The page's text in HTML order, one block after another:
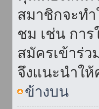
สมาชิกจะท
ชม เช่น การ
สมัครเข้าร่ว
จึงแนะนำใ
ข้างบน